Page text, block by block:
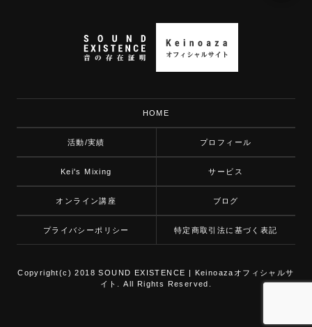
HOME
活動/実績 プロフィール
Kei's Mixing サービス
オンライン講座 ブログ
プライバシーポリシー 特定商取引法に基づく表記
Copyright(c) 2018 SOUND EXISTENCE | Keinoazaオフィシャルサ
イト. All Rights Reserved.